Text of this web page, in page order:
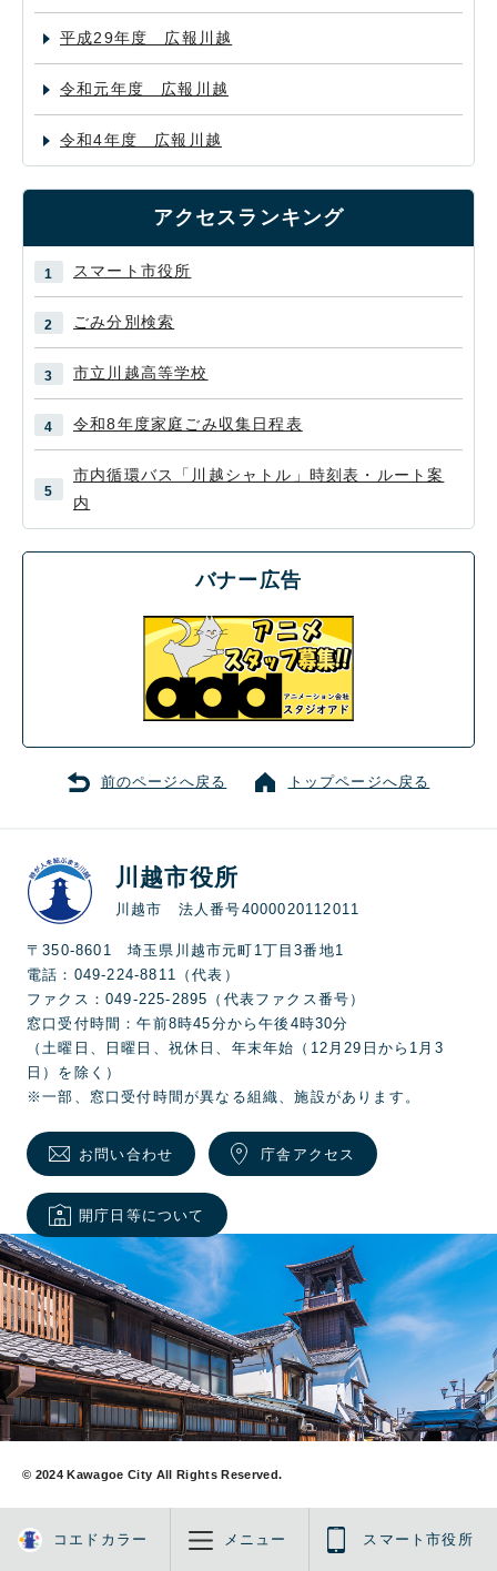
平成29年度 広報川越
令和元年度 広報川越
令和4年度 広報川越
アクセスランキング
スマート市役所
ごみ分別検索
市立川越高等学校
令和8年度家庭ごみ収集日程表
市内循環バス「川越シャトル」時刻表・ルート案
内
バナー広告
前のページへ戻る トップページへ戻る
コエドカラー メニュー スマート市役所
川越市役所
川越市 法人番号4000020112011
〒350-8601 埼玉県川越市元町1丁目3番地1
電話：049-224-8811（代表）
ファクス：049-225-2895（代表ファクス番号）
窓口受付時間：午前8時45分から午後4時30分
（土曜日、日曜日、祝休日、年末年始（12月29日から1月3
日）を除く）
※一部、窓口受付時間が異なる組織、施設があります。
お問い合わせ 庁舎アクセス
開庁日等について
© 2024 Kawagoe City All Rights Reserved.